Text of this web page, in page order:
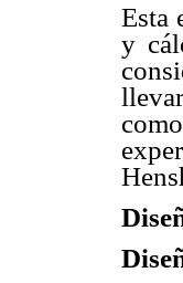
Esta
y